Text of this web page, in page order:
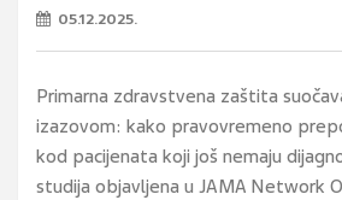
05.12.2025.
Primarna zdravstvena zaštita
izazovom: kako pravovremeno
kod pacijenata koji još nemaju
studija objavljena u JAMA Network